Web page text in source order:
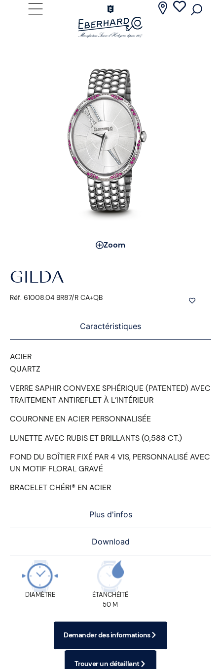
Zoom
GILDA
Réf. 61008.04 BR87/R CA+QB
Caractéristiques
Plus d'infos
Download
ACIER
QUARTZ
VERRE SAPHIR CONVEXE SPHÉRIQUE (PATENTED) AVEC
TRAITEMENT ANTIREFLET À L’INTÉRIEUR
COURONNE EN ACIER PERSONNALISÉE
LUNETTE AVEC RUBIS ET BRILLANTS (0,588 CT.)
FOND DU BOÎTIER FIXÉ PAR 4 VIS, PERSONNALISÉ AVEC
UN MOTIF FLORAL GRAVÉ
BRACELET CHÉRI® EN ACIER
DIAMÈTRE
ÉTANCHÉITÉ
50 M
Demander des informations
Trouver un détaillant